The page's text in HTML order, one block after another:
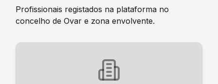
Profissionais registados na plataforma no
concelho de Ovar e zona envolvente.